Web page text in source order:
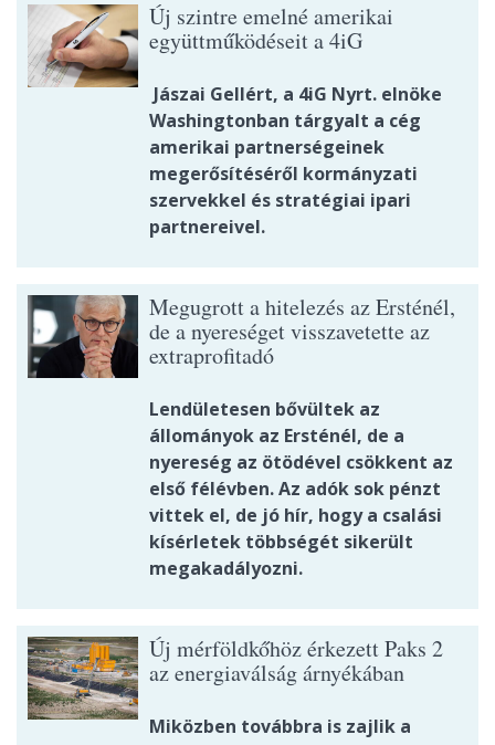
Új szintre emelné amerikai
együttműködéseit a 4iG
Jászai Gellért, a 4iG Nyrt. elnöke
Washingtonban tárgyalt a cég
amerikai partnerségeinek
megerősítéséről kormányzati
szervekkel és stratégiai ipari
partnereivel.
Megugrott a hitelezés az Ersténél,
de a nyereséget visszavetette az
extraprofitadó
Lendületesen bővültek az
állományok az Ersténél, de a
nyereség az ötödével csökkent az
első félévben. Az adók sok pénzt
vittek el, de jó hír, hogy a csalási
kísérletek többségét sikerült
megakadályozni.
Új mérföldkőhöz érkezett Paks 2
az energiaválság árnyékában
Miközben továbbra is zajlik a